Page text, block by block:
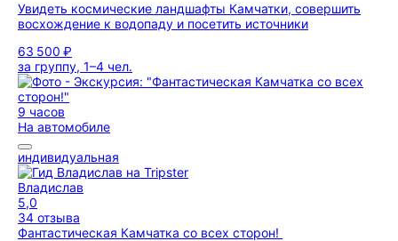
Увидеть космические ландшафты Камчатки, совершить
восхождение к водопаду и посетить источники
63 500 ₽
за группу, 1–4 чел.
9 часов
На автомобиле
индивидуальная
Владислав
5,0
34 отзыва
Фантастическая Камчатка со всех сторон!